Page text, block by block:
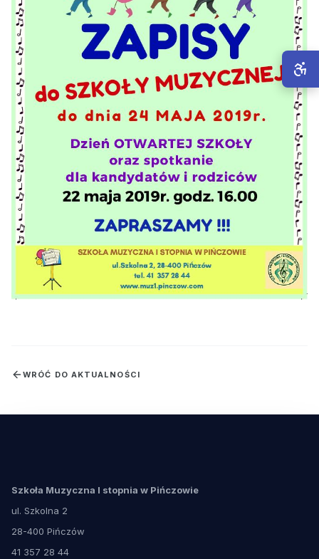
WRÓĆ DO AKTUALNOŚCI
Szkoła Muzyczna I stopnia w Pińczowie
ul. Szkolna 2
28-400 Pińczów
41 357 28 44